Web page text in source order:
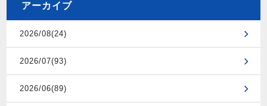
アーカイブ
2026/08(24)
2026/07(93)
2026/06(89)